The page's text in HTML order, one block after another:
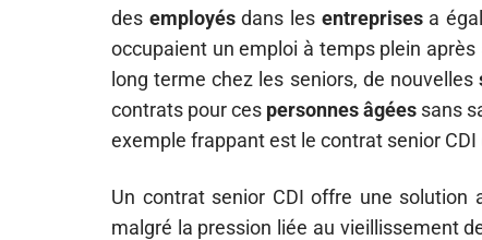
des employésdans les entreprisesa
occupaient un emploi à temps plein
long terme chez les seniors, de nouvelles
contrats pour ces personnes âgées sans
exemple frappant est le contrat senior
Un contrat senior CDI offre une solution
malgré la pression liée au vieillissement